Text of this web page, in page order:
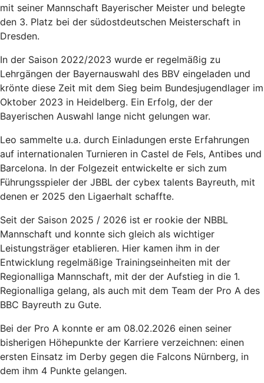
mit seiner Mannschaft Bayerischer Meister und belegte
den 3. Platz bei der südostdeutschen Meisterschaft in
Dresden.
In der Saison 2022/2023 wurde er regelmäßig zu
Lehrgängen der Bayernauswahl des BBV eingeladen und
krönte diese Zeit mit dem Sieg beim Bundesjugendlager im
Oktober 2023 in Heidelberg. Ein Erfolg, der der
Bayerischen Auswahl lange nicht gelungen war.
Leo sammelte u.a. durch Einladungen erste Erfahrungen
auf internationalen Turnieren in Castel de Fels, Antibes und
Barcelona. In der Folgezeit entwickelte er sich zum
Führungsspieler der JBBL der cybex talents Bayreuth, mit
denen er 2025 den Ligaerhalt schaffte.
Seit der Saison 2025 / 2026 ist er rookie der NBBL
Mannschaft und konnte sich gleich als wichtiger
Leistungsträger etablieren. Hier kamen ihm in der
Entwicklung regelmäßige Trainingseinheiten mit der
Regionalliga Mannschaft, mit der der Aufstieg in die 1.
Regionalliga gelang, als auch mit dem Team der Pro A des
BBC Bayreuth zu Gute.
Bei der Pro A konnte er am 08.02.2026 einen seiner
bisherigen Höhepunkte der Karriere verzeichnen: einen
ersten Einsatz im Derby gegen die Falcons Nürnberg, in
dem ihm 4 Punkte gelangen.